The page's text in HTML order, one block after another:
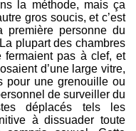
la méthode, mais ça
gros soucis, et c’est
personne du
plupart des chambres
fermaient pas à clef, et
d’une large vitre,
une grenouille ou
de surveiller du
déplacés tels les
à dissuader toute